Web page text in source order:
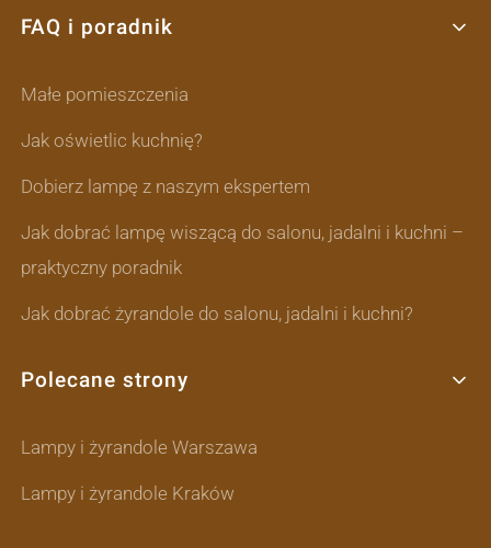
FAQ i poradnik
Małe pomieszczenia
Jak oświetlic kuchnię?
Dobierz lampę z naszym ekspertem
Jak dobrać lampę wiszącą do salonu, jadalni i kuchni –
praktyczny poradnik
Jak dobrać żyrandole do salonu, jadalni i kuchni?
Polecane strony
Lampy i żyrandole Warszawa
Lampy i żyrandole Kraków